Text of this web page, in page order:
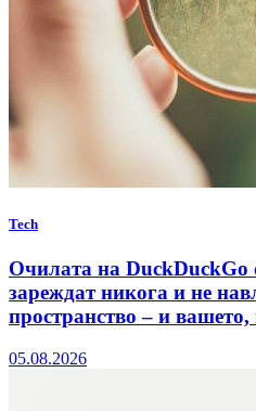
Tech
Очилата на DuckDuckGo
зареждат никога и не
пространство – и
05.08.2026